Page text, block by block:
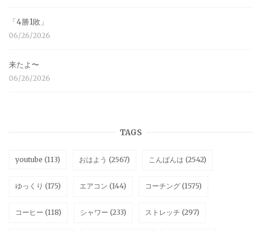
「4勝1敗」
06/26/2026
来たよ〜
06/26/2026
TAGS
youtube (113) おはよう (2567) こんばんは (2542)
ゆっくり (175) エアコン (144) コーチング (1575)
コーヒー (118) シャワー (233) ストレッチ (297)